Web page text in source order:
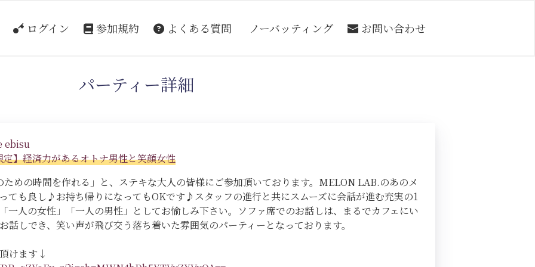
ログイン 参加規約 よくある質問 ノーバッティング お問い合わせ
パーティー詳細
ebisu
】経済力があるオトナ男性と笑顔女性
めの時間を作れる」と、ステキな大人の皆様にご参加頂いております。MELON LAB.のあのメ
ても良し♪お持ち帰りになってもOKです♪スタッフの進行と共にスムーズに会話が進む充実の1
一人の女性」「一人の男性」としてお愉しみ下さい。ソファ席でのお話しは、まるでカフェにい
話しでき、笑い声が飛び交う落ち着いた雰囲気のパーティーとなっております。
けます↓